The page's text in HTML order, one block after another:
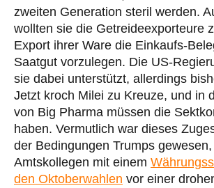
zweiten Generation steril werden.
wollten sie die Getreideexporteure
Export ihrer Ware die Einkaufs-
Saatgut vorzulegen. Die US-
sie dabei unterstützt, allerdings
Jetzt kroch Milei zu Kreuze, und in
von Big Pharma müssen die
haben. Vermutlich war dieses
der Bedingungen Trumps
Amtskollegen mit einem
den Oktoberwahlen vor einer